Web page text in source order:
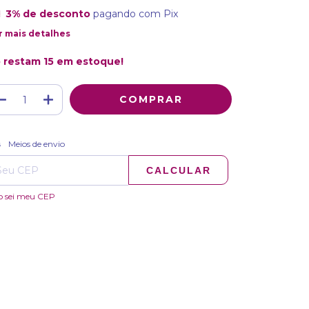
3% de descontopagando com Pix
mais detalhes
restam 15 em estoque!
para o CEP:
Meios de envio
CALCULAR
sei meu CEP